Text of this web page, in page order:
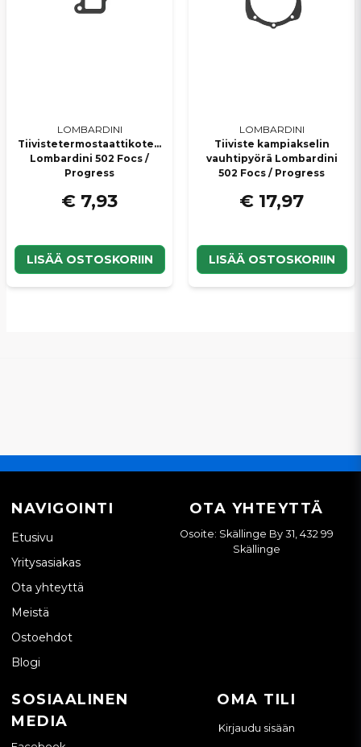
LOMBARDINI
Tiivistetermostaattikotelo
Lombardini 502 Focs /
Progress
€ 7,93
LISÄÄ OSTOSKORIIN
LOMBARDINI
Tiiviste kampiakselin
vauhtipyörä Lombardini
502 Focs / Progress
€ 17,97
LISÄÄ OSTOSKORIIN
NAVIGOINTI
Etusivu
Yritysasiakas
Ota yhteyttä
Meistä
Ostoehdot
Blogi
OTA YHTEYTTÄ
Osoite: Skällinge By 31, 432 99
Skällinge
SOSIAALINEN
MEDIA
OMA TILI
Kirjaudu sisään